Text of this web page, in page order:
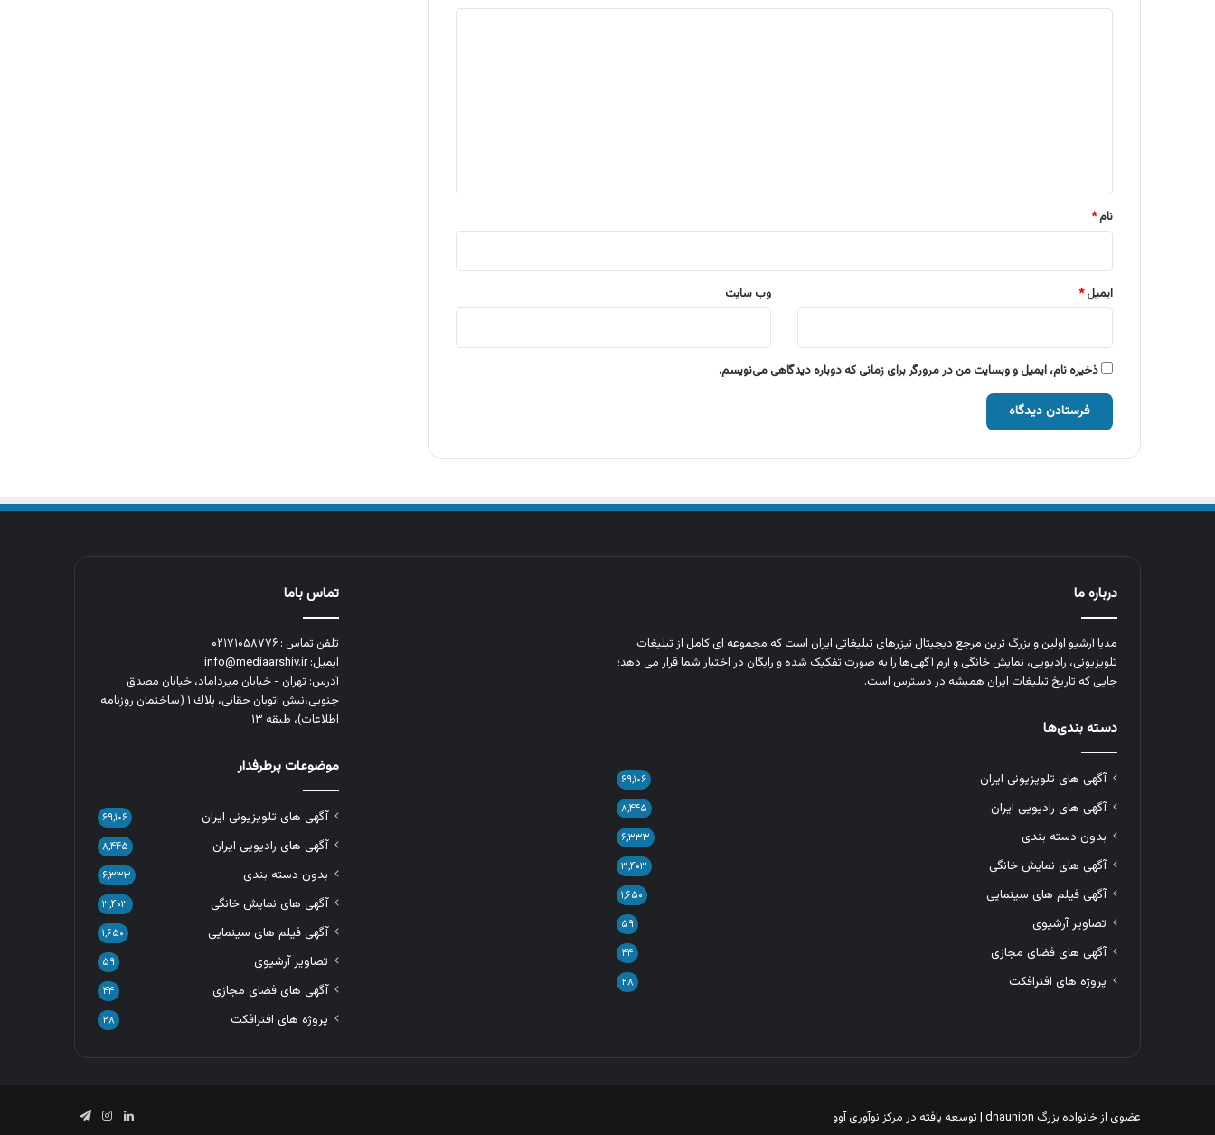
نام*
ایمیل* وب‌ سایت
ذخیره نام، ایمیل و وبسایت من در مرورگر برای زمانی که دوباره دیدگاهی می‌نویسم.
درباره ما
مدیا آرشیو اولین و بزرگ‌ ترین مرجع دیجیتال تیزرهای تبلیغاتی ایران است که مجموعه‌ ای کامل از تبلیغات
تلویزیونی، رادیویی، نمایش خانگی و آرم‌ آگهی‌ها را به‌ صورت تفکیک‌ شده و رایگان در اختیار شما قرار می‌ دهد؛
جایی که تاریخ تبلیغات ایران همیشه در دسترس است.
دسته بندی‌ها
آگهی های تلویزیونی ایران ۶۹,۱۰۶
آگهی های رادیویی ایران ۸,۴۴۵
بدون دسته بندی ۶,۳۳۳
آگهی های نمایش خانگی ۳,۴۰۳
آگهی فیلم های سینمایی ۱,۶۵۰
تصاویر آرشیوی ۵۹
آگهی های فضای مجازی ۴۴
پروژه های افترافکت ۲۸
تماس باما
تلفن تماس : ۰۲۱۷۱۰۵۸۷۷۶
ایمیل: info@mediaarshiv.ir
آدرس: تهران - خیابان میرداماد، خیابان مصدق
جنوبی،نبش اتوبان حقانی، پلاك ١ (ساختمان روزنامه
اطلاعات)، طبقه ۱۳
موضوعات پرطرفدار
آگهی های تلویزیونی ایران ۶۹,۱۰۶
آگهی های رادیویی ایران ۸,۴۴۵
بدون دسته بندی ۶,۳۳۳
آگهی های نمایش خانگی ۳,۴۰۳
آگهی فیلم های سینمایی ۱,۶۵۰
تصاویر آرشیوی ۵۹
آگهی های فضای مجازی ۴۴
پروژه های افترافکت ۲۸
عضوی از خانواده بزرگ dnaunion | توسعه یافته در مرکز نوآوری آوو لینکدیناینستاگرام
تلگرام